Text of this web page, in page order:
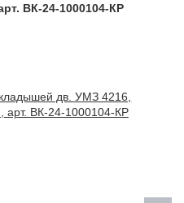
ВК-24-1000104-КР